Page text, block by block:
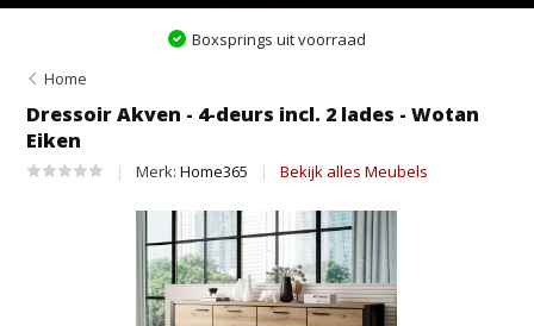
Boxsprings uit voorraad
Home
Dressoir Akven - 4-deurs incl. 2 lades - Wotan
Eiken
Merk:Home365 Bekijk alles Meubels